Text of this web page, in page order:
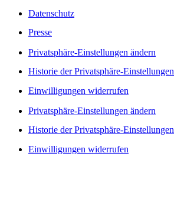
Datenschutz
Presse
Privatsphäre-Einstellungen ändern
Historie der Privatsphäre-Einstellungen
Einwilligungen widerrufen
Privatsphäre-Einstellungen ändern
Historie der Privatsphäre-Einstellungen
Einwilligungen widerrufen